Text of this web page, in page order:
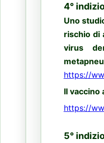
4°
Uno
rischio di
virus
https://
Il vaccino
https://
5°